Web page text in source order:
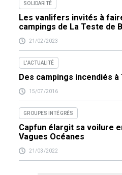
SOLIDARITÉ
Les vanlifers invités à
campings de La Teste de
21/02/2023
L'ACTUALITÉ
Des campings incendiés
15/07/2016
GROUPES INTÉGRÉS
Capfun élargit sa voilure
Vagues Océanes
21/03/2022